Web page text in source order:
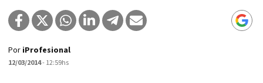
Por iProfesional
12/03/2014- 12:59hs